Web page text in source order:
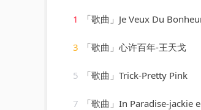
1 「歌曲」Je Veux Du
3 「歌曲」心许百年-王天戈
5 「歌曲」Trick-Pretty Pink
7 「歌曲」In Paradise-jackie